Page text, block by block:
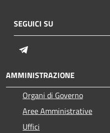
SEGUICI SU
AMMINISTRAZIONE
Organi di Governo
Aree Amministrative
Uffici